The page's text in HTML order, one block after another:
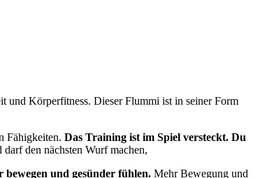
und Körperfitness. Dieser Flummi ist in seiner Form
Fähigkeiten. Das Training ist im Spiel versteckt. Du
den nächsten Wurf machen,
und gesünder fühlen. Mehr Bewegung und